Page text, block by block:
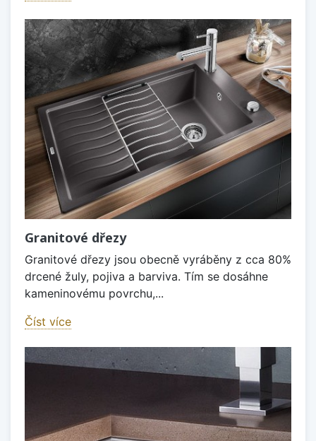
Granitové dřezy
Granitové dřezy jsou obecně vyráběny z cca 80%
drcené žuly, pojiva a barviva. Tím se dosáhne
kameninovému povrchu,...
Číst více